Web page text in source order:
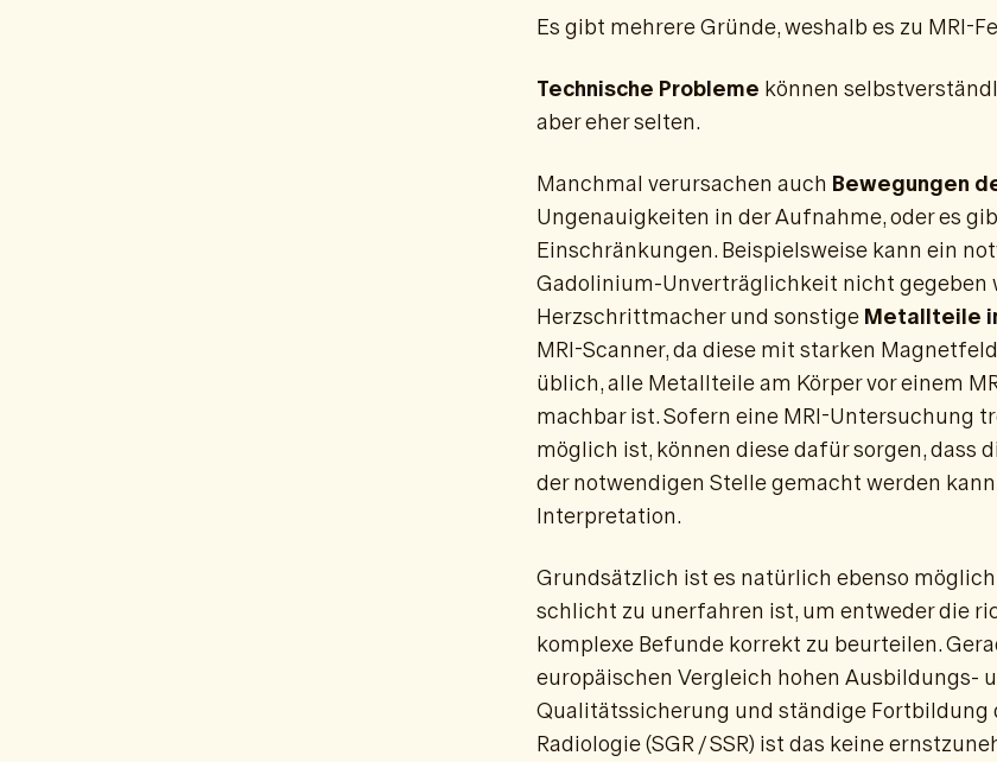
Es gibt mehrere Gründe, weshalb es zu MRI-
Technische Probleme können
aber eher selten.
Manchmal verursachen auch Bewegungen
Ungenauigkeiten in der Aufnahme, oder es
Einschränkungen. Beispielsweise kann ein
Gadolinium-Unverträglichkeit nicht gegeben
Herzschrittmacher und sonstigeMetallteile
MRI-Scanner, da diese mit starken
üblich, alle Metallteile am Körper vor einem
machbar ist. Sofern eine MRI-Untersuchung
möglich ist, können diese dafür sorgen, dass
der notwendigen Stelle gemacht werden
Interpretation.
Grundsätzlich ist es natürlich ebenso
schlicht zu unerfahren ist, um entweder die
komplexe Befunde korrekt zu beurteilen.
europäischen Vergleich hohen Ausbildungs-
Qualitätssicherung und ständige
Radiologie (SGR / SSR) ist das keine